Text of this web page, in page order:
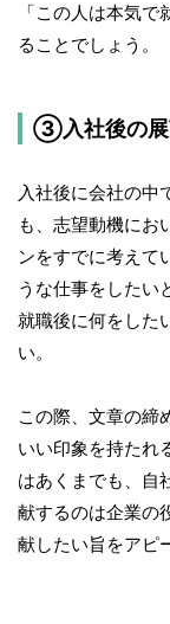
「この人は本気
ることでしょう。
③入社後の
入社後に会社の中
も、志望動機にお
ンをすでに考えて
うな仕事をしたい
就職後に何をした
い。
この際、文章の締
いい印象を持たれ
はあくまでも、自
献するのは企業の
献したい旨をアピ